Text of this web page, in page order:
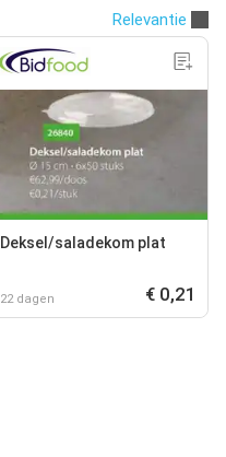
Relevantie
Deksel/saladekom plat
22 dagen € 0,21